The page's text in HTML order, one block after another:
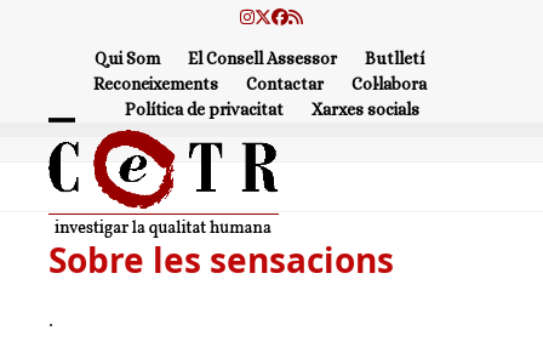
Instagram
Twitter
Facebook
RSS
Qui Som El Consell Assessor
Butlletí
Reconeixements
Contactar
Col·labora
Política de privacitat
Xarxes socials
Open
mobile
menu
Close
mobile
menu
Sobre les sensacions
.